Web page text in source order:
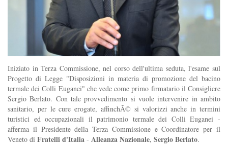
Iniziato in Terza Commissione, nel corso dell'ultima seduta, l'esame sul
Progetto di Legge "Disposizioni in materia di promozione del bacino
termale dei Colli Euganei" che vede come primo firmatario il Consigliere
Sergio Berlato. Con tale provvedimento si vuole intervenire in ambito
sanitario, per le cure erogate, affinchÃ© si valorizzi anche in termini
turistici ed occupazionali il patrimonio termale dei Colli Euganei -
afferma il Presidente della Terza Commissione e Coordinatore per il
Veneto di Fratelli d'Italia - Alleanza Nazionale, Sergio Berlato.